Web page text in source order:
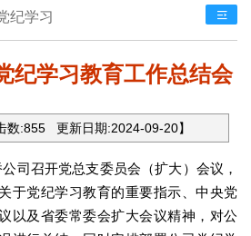
纪学习
纪学习教育工作总结会
数:855 更新日期:2024-09-20】
司召开党总支委员会（扩大）会议，
于党纪学习教育的重要指示、中央党
以及省委常委会扩大会议精神，对公